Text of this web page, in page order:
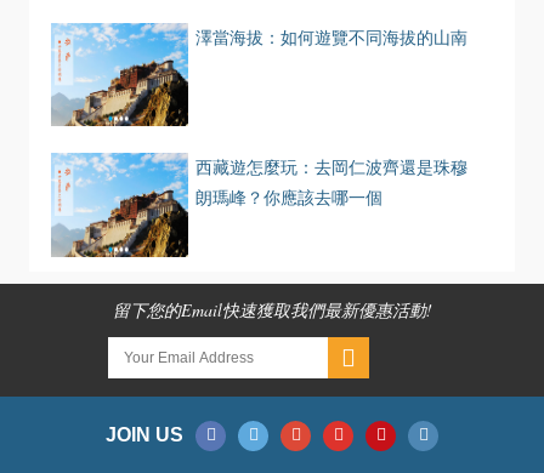
澤當海拔：如何遊覽不同海拔的山南
西藏遊怎麼玩：去岡仁波齊還是珠穆
朗瑪峰？你應該去哪一個
留下您的Email快速獲取我們最新優惠活動!
JOIN US